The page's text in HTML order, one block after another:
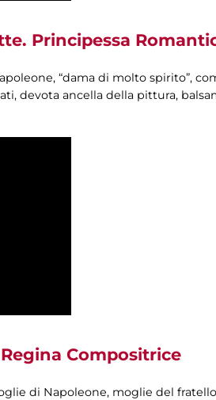
Principessa
“dama di molto spirito”,
devota ancella della pittura,
Compositrice
di Napoleone, moglie del